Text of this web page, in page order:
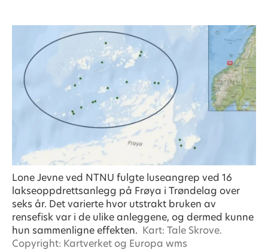
Lone Jevne ved NTNU fulgte luseangrep ved 16
lakseoppdrettsanlegg på Frøya i Trøndelag over
seks år. Det varierte hvor utstrakt bruken av
rensefisk var i de ulike anleggene, og dermed kunne
hun sammenligne effekten. Kart: Tale Skrove.
Copyright: Kartverket og Europa wms